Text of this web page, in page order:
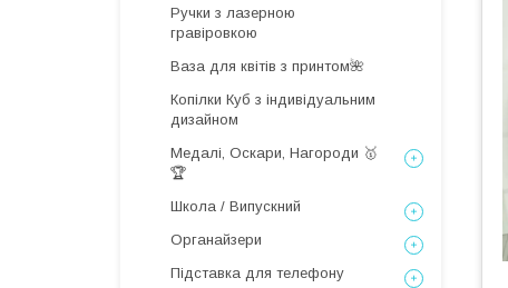
Ручки з лазерною
гравіровкою
Ваза для квітів з принтом🌺
Копілки Куб з індивідуальним
дизайном
Медалі, Оскари, Нагороди 🥇
🏆
Школа / Випускний
Органайзери
Підставка для телефону